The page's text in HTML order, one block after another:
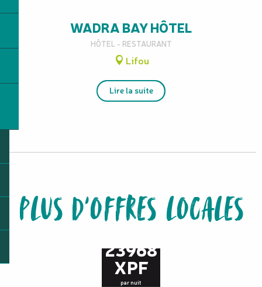
WADRA BAY HÔTEL
HÔTEL - RESTAURANT
Lifou
Lire la suite
PLUS D'OFFRES LOCALES
23968
XPF
par nuit